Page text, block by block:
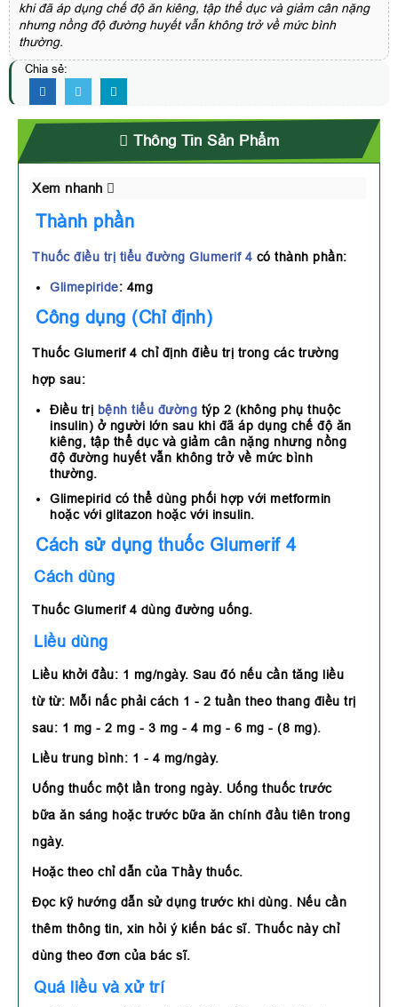
khi đã áp dụng chế độ ăn kiêng, tập thể dục và giảm cân nặng
nhưng nồng độ đường huyết vẫn không trở về mức bình
thường.
Chia sẻ:
Thông Tin Sản Phẩm
Xem nhanh
Thành phần
Thuốc điều trị tiểu đường Glumerif 4 có thành phần:
Glimepiride: 4mg
Công dụng (Chỉ định)
Thuốc Glumerif 4 chỉ định điều trị trong các trường
hợp sau:
Điều trị bệnh tiểu đường týp 2 (không phụ thuộc
insulin) ở người lớn sau khi đã áp dụng chế độ ăn
kiêng, tập thể dục và giảm cân nặng nhưng nồng
độ đường huyết vẫn không trở về mức bình
thường.
Glimepirid có thể dùng phối hợp với metformin
hoặc với glitazon hoặc với insulin.
Cách sử dụng thuốc Glumerif 4
Cách dùng
Thuốc Glumerif 4 dùng đường uống.
Liều dùng
Liều khởi đầu: 1 mg/ngày. Sau đó nếu cần tăng liều
từ từ: Mỗi nấc phải cách 1 - 2 tuần theo thang điều trị
sau: 1 mg - 2 mg - 3 mg - 4 mg - 6 mg - (8 mg).
Liều trung bình: 1 - 4 mg/ngày.
Uống thuốc một lần trong ngày. Uống thuốc trước
bữa ăn sáng hoặc trước bữa ăn chính đầu tiên trong
ngày.
Hoặc theo chỉ dẫn của Thầy thuốc.
Đọc kỹ hướng dẫn sử dụng trước khi dùng. Nếu cần
thêm thông tin, xin hỏi ý kiến bác sĩ. Thuốc này chỉ
dùng theo đơn của bác sĩ.
Quá liều và xử trí